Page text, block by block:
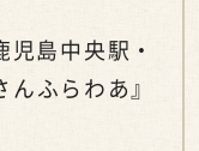
島中央駅・
ふらわあ』